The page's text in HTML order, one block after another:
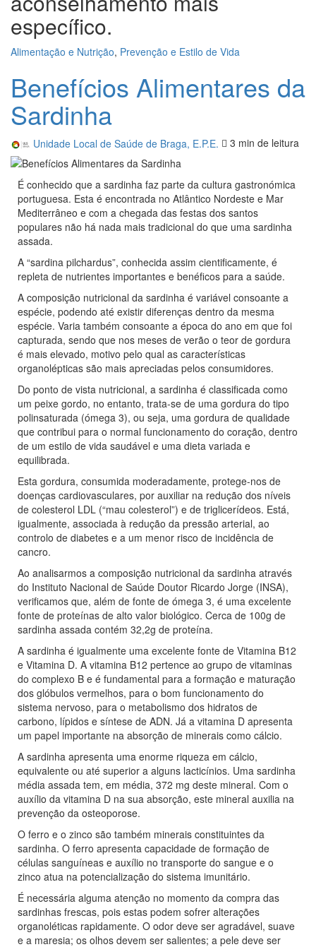
específico.
Alimentação e Nutrição, Prevenção e Estilo de Vida
Benefícios Alimentares da
Sardinha
Unidade Local de Saúde de Braga, E.P.E. 3 min de leitura
É conhecido que a sardinha faz parte da cultura gastronómica
portuguesa. Esta é encontrada no Atlântico Nordeste e Mar
Mediterrâneo e com a chegada das festas dos santos
populares não há nada mais tradicional do que uma sardinha
assada.
A “sardina pilchardus”, conhecida assim cientificamente, é
repleta de nutrientes importantes e benéficos para a saúde.
A composição nutricional da sardinha é variável consoante a
espécie, podendo até existir diferenças dentro da mesma
espécie. Varia também consoante a época do ano em que foi
capturada, sendo que nos meses de verão o teor de gordura
é mais elevado, motivo pelo qual as características
organolépticas são mais apreciadas pelos consumidores.
Do ponto de vista nutricional, a sardinha é classificada como
um peixe gordo, no entanto, trata-se de uma gordura do tipo
polinsaturada (ómega 3), ou seja, uma gordura de qualidade
que contribui para o normal funcionamento do coração, dentro
de um estilo de vida saudável e uma dieta variada e
equilibrada.
Esta gordura, consumida moderadamente, protege-nos de
doenças cardiovasculares, por auxiliar na redução dos níveis
de colesterol LDL (“mau colesterol”) e de triglicerídeos. Está,
igualmente, associada à redução da pressão arterial, ao
controlo de diabetes e a um menor risco de incidência de
cancro.
Ao analisarmos a composição nutricional da sardinha através
do Instituto Nacional de Saúde Doutor Ricardo Jorge (INSA),
verificamos que, além de fonte de ómega 3, é uma excelente
fonte de proteínas de alto valor biológico. Cerca de 100g de
sardinha assada contém 32,2g de proteína.
A sardinha é igualmente uma excelente fonte de Vitamina B12
e Vitamina D. A vitamina B12 pertence ao grupo de vitaminas
do complexo B e é fundamental para a formação e maturação
dos glóbulos vermelhos, para o bom funcionamento do
sistema nervoso, para o metabolismo dos hidratos de
carbono, lípidos e síntese de ADN. Já a vitamina D apresenta
um papel importante na absorção de minerais como cálcio.
A sardinha apresenta uma enorme riqueza em cálcio,
equivalente ou até superior a alguns lacticínios. Uma sardinha
média assada tem, em média, 372 mg deste mineral. Com o
auxílio da vitamina D na sua absorção, este mineral auxilia na
prevenção da osteoporose.
O ferro e o zinco são também minerais constituintes da
sardinha. O ferro apresenta capacidade de formação de
células sanguíneas e auxílio no transporte do sangue e o
zinco atua na potencialização do sistema imunitário.
É necessária alguma atenção no momento da compra das
sardinhas frescas, pois estas podem sofrer alterações
organoléticas rapidamente. O odor deve ser agradável, suave
e a maresia; os olhos devem ser salientes; a pele deve ser